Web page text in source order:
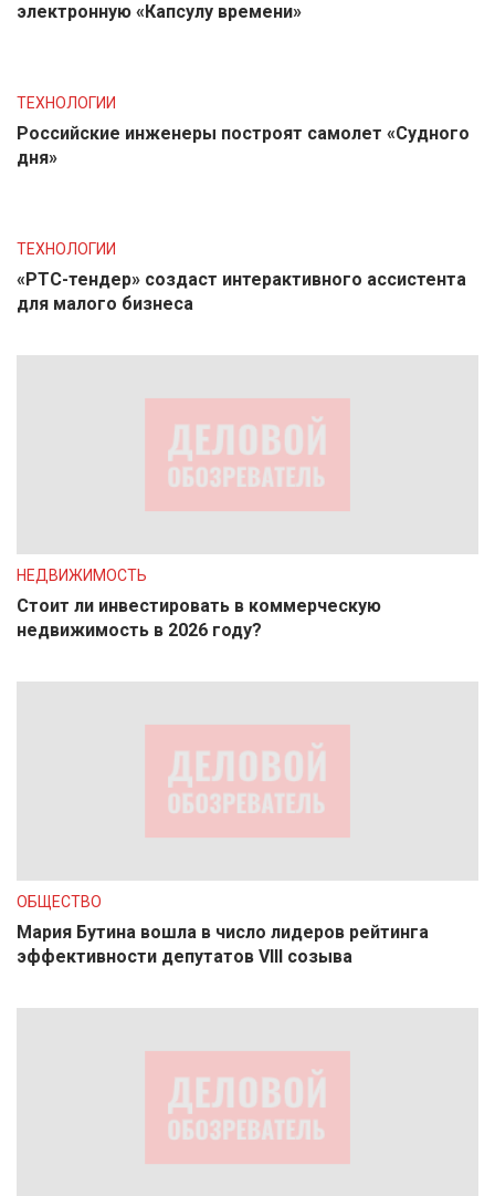
электронную «Капсулу времени»
ТЕХНОЛОГИИ
Российские инженеры построят самолет «Судного
дня»
ТЕХНОЛОГИИ
«РТС-тендер» создаст интерактивного ассистента
для малого бизнеса
НЕДВИЖИМОСТЬ
Стоит ли инвестировать в коммерческую
недвижимость в 2026 году?
ОБЩЕСТВО
Мария Бутина вошла в число лидеров рейтинга
эффективности депутатов VIII созыва